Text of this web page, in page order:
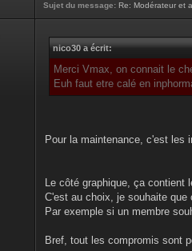
Sujet du message: Re: Modérateur et
nico30 a écrit:
Merci Vmax, on connait le
Euh faut etre calé en
Pour la maintenance, c'est les
Le côté graphique, ça contient
C'est au choix, je souhaite
Par exemple si un membre
Bref, tout les compromis sont